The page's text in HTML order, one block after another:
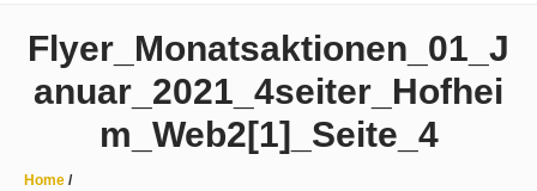
Flyer_Monatsaktionen_01_J
anuar_2021_4seiter_Hofhei
m_Web2[1]_Seite_4
Home /